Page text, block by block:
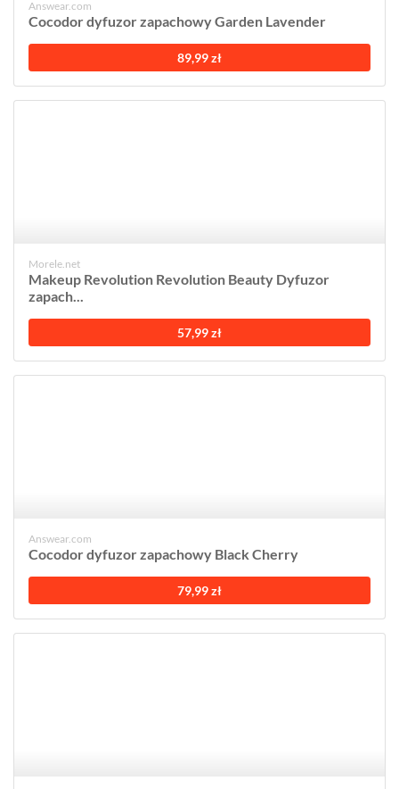
Answear.com
Cocodor dyfuzor zapachowy Garden Lavender
89,99 zł
Morele.net
Makeup Revolution Revolution Beauty Dyfuzor
zapach...
57,99 zł
Answear.com
Cocodor dyfuzor zapachowy Black Cherry
79,99 zł